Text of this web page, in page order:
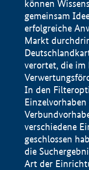
können
gemeinsam
erfolgreiche
Markt
verortet, die im
In den
verschiedene
geschlossen
die
Art der